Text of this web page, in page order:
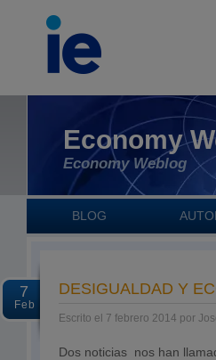
Economy
Economy Weblog
BLOG
7
Feb
DESIGUALDAD Y
Escrito el 7 febrero 2014 por
Dos noticias nos han